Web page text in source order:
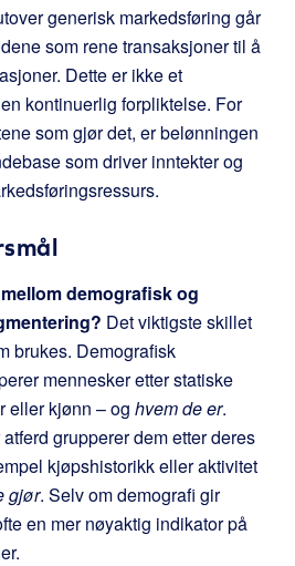
generisk markedsføring går
som rene transaksjoner til å
Dette er ikke et
kontinuerlig forpliktelse. For
som gjør det, er belønningen
som driver inntekter og
demografisk og
Det viktigste skillet
brukes. Demografisk
mennesker etter statiske
eller kjønn – og hvem de er.
grupperer dem etter deres
kjøpshistorikk eller aktivitet
gjør. Selv om demografi gir
en mer nøyaktig indikator på